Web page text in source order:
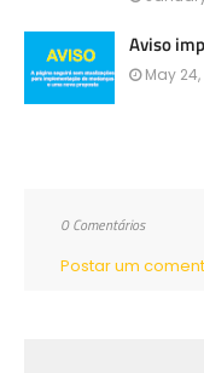
Aviso
May 24,
0 Comentários
Postar um